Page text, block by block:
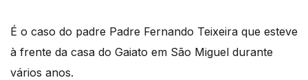
É o caso do padre Padre Fernando Teixeira que esteve
à frente da casa do Gaiato em São Miguel durante
vários anos.